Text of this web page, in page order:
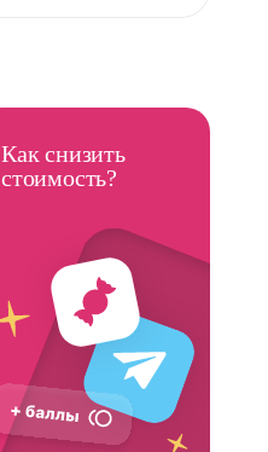
Как снизить
стоимость?